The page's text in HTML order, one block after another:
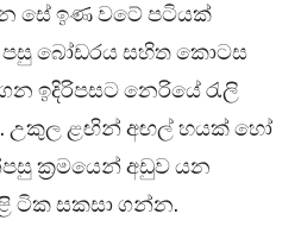
සේ ඉණ වටේ පටියක්
පසු බෝඩරය සහිත කොටස
ඉදිරිපසට නෙරියේ රැලි
උකුල ළඟින් අඟල් හයක් හෝ
ක්‍රමයෙන් අඩුව යන
ටික සකසා ගන්න.